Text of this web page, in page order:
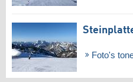
Foto's